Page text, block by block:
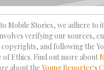
Mobile Stories, we adhere to
verifying our sources,
and following the
of Ethics. Find out more about
about the Young Reporter's